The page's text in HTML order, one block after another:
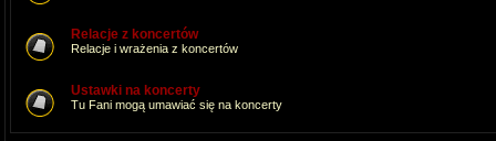
Relacje z koncertów
Relacje i wrażenia z koncertów
Ustawki na koncerty
Tu Fani mogą umawiać się na koncerty